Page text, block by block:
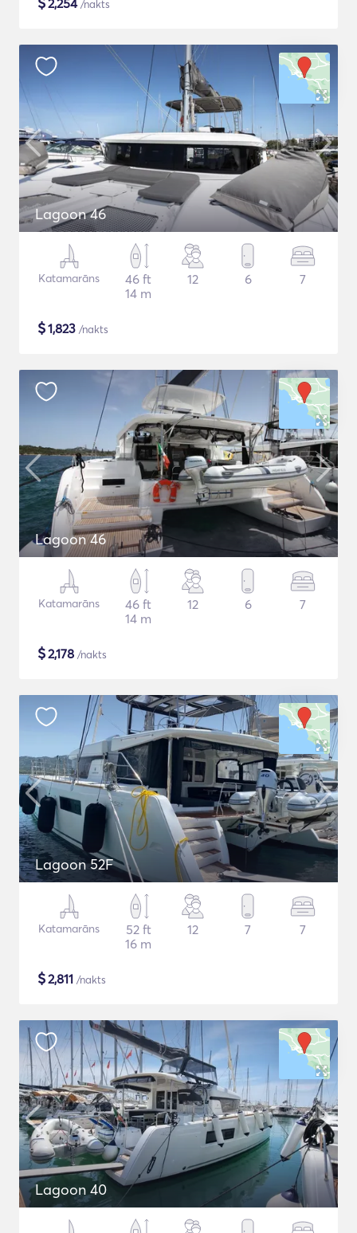
2,254/nakts
Lagoon 46
Katamarāns
46 ft
14 m
12 6 7
$1,823 /nakts
Lagoon 46
Katamarāns
46 ft
14 m
12 6 7
$2,178 /nakts
Lagoon 52F
Katamarāns
52 ft
16 m
12 7 7
$2,811 /nakts
Lagoon 40